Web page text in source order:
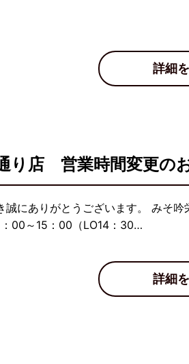
詳細
り店 営業時間変更の
誠にありがとうございます。 みそ
00～15：00（LO14：30…
詳細